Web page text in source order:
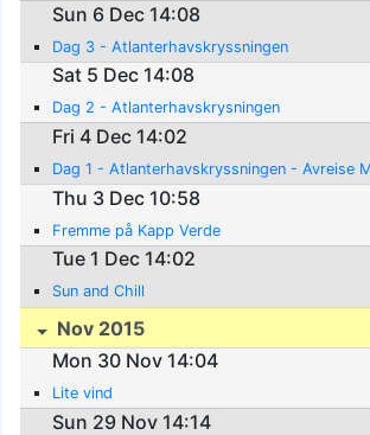
Sun 6 Dec 14:08
Dag 3 - Atlanterhavskryssningen
Sat 5 Dec 14:08
Dag 2 - Atlanterhavskrysningen
Fri 4 Dec 14:02
Dag 1 - Atlanterhavskryssningen - Avreise
Thu 3 Dec 10:58
Fremme på Kapp Verde
Tue 1 Dec 14:02
Sun and Chill
Nov 2015
Mon 30 Nov 14:04
Lite vind
Sun 29 Nov 14:14